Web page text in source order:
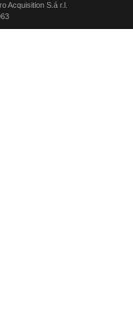
Acquisition S.á r.l.